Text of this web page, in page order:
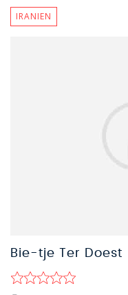
IRANIEN
Bie-tje Ter Doest